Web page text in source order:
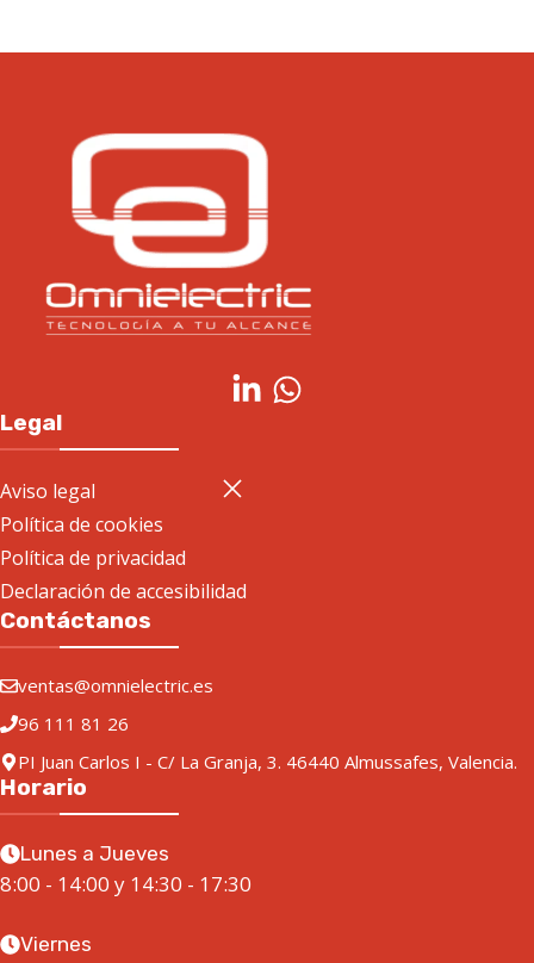
Legal
Aviso legal
Política de cookies
Política de privacidad
Declaración de accesibilidad
Contáctanos
ventas@omnielectric.es
96 111 81 26
PI Juan Carlos I - C/ La Granja, 3. 46440 Almussafes, Valencia.
Horario
Lunes a Jueves
8:00 - 14:00 y 14:30 - 17:30
Viernes